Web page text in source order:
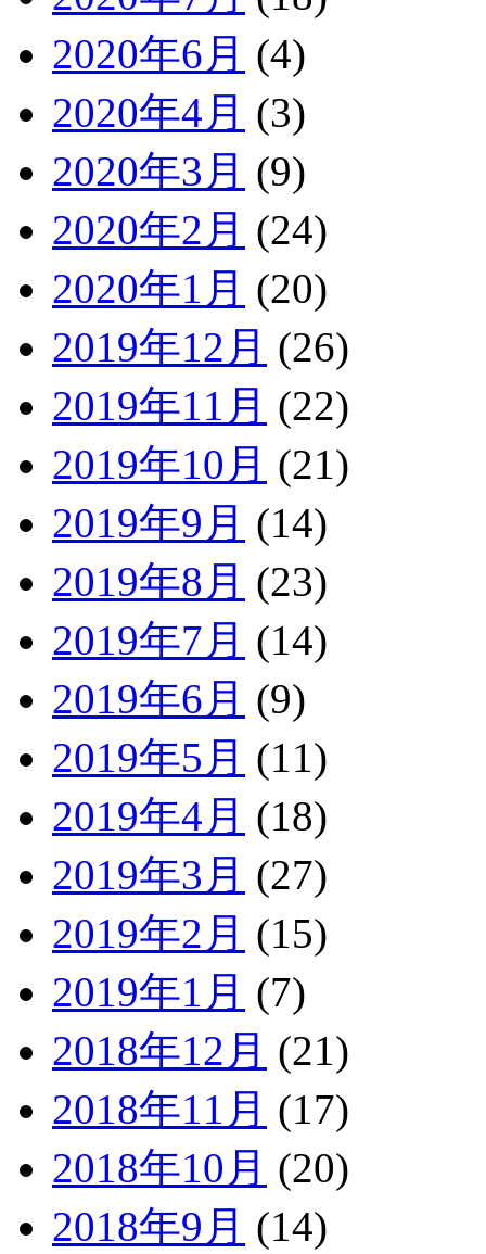
2020年6月 (4)
2020年4月 (3)
2020年3月 (9)
2020年2月 (24)
2020年1月 (20)
2019年12月 (26)
2019年11月 (22)
2019年10月 (21)
2019年9月 (14)
2019年8月 (23)
2019年7月 (14)
2019年6月 (9)
2019年5月 (11)
2019年4月 (18)
2019年3月 (27)
2019年2月 (15)
2019年1月 (7)
2018年12月 (21)
2018年11月 (17)
2018年10月 (20)
2018年9月 (14)